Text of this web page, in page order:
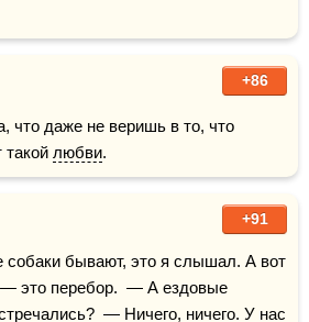
+86
что даже не веришь в то, что
такой любви.
+91
это перебор.  — А ездовые